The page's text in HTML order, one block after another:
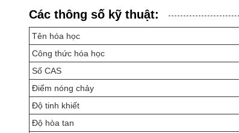
Các thông số kỹ thuật:
Tên hóa học
Công thức hóa học
Số CAS
Điểm nóng chảy
Độ tinh khiết
Độ hòa tan